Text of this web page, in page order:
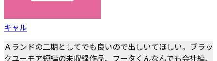
キャル
Ａランドの二期としてでも良いので出しいてほしい。ブラッ
クユーモア短編の未収録作品、フータくんなんでも会社編、